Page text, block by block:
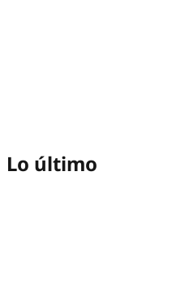
Lo último